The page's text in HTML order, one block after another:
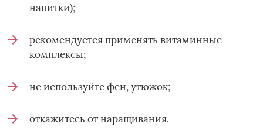
напитки);
рекомендуется применять витаминные
комплексы;
не используйте фен, утюжок;
откажитесь от наращивания.